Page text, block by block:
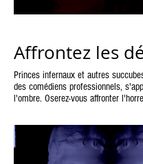
Affrontez les
Princes infernaux et autres
des comédiens professionnels,
l'ombre. Oserez-vous affronter